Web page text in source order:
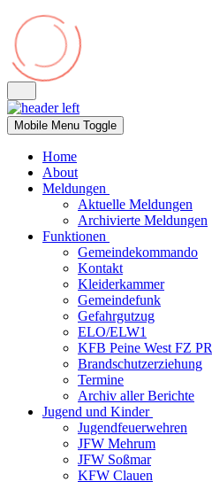
Mobile Menu Toggle
Home
About
Meldungen
Aktuelle Meldungen
Archivierte Meldungen
Funktionen
Gemeindekommando
Kontakt
Kleiderkammer
Gemeindefunk
Gefahrgutzug
ELO/ELW1
KFB Peine West FZ PR
Brandschutzerziehung
Termine
Archiv aller Berichte
Jugend und Kinder
Jugendfeuerwehren
JFW Mehrum
JFW Soßmar
KFW Clauen